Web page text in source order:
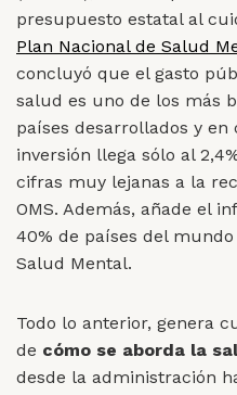
presupuesto estatal al
Plan Nacional de Salud
concluyó que el gasto
salud es uno de los más
países desarrollados y
inversión llega sólo al
cifras muy lejanas a la
OMS. Además, añade el
40% de países del
Salud Mental.
Todo lo anterior, genera
de cómo se aborda la
desde la administración